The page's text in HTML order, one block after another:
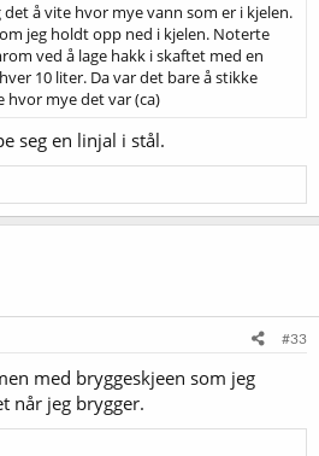
å vite hvor mye vann som er i kjelen.
jeg holdt opp ned i kjelen. Noterte
ved å lage hakk i skaftet med en
10 liter. Da var det bare å stikke
hvor mye det var (ca)
seg en linjal i stål.
#33
med bryggeskjeen som jeg
når jeg brygger.